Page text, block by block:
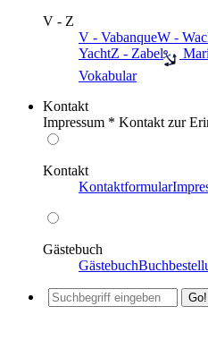
V - Z
V - VabanqueW -
YachtZ - Zabel
Vokabular
Kontakt
Impressum * Kontakt zur
Kontakt
Kontaktformular
Gästebuch
Gästebuch